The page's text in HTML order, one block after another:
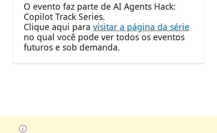
O evento faz parte de AI Agents Hack:
Copilot Track Series.
Clique aqui para visitar a página da série
no qual você pode ver todos os eventos
futuros e sob demanda.